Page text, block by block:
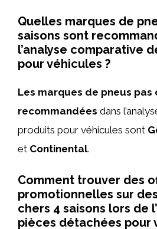
Quelles marques de
saisons sont
l’analyse comparative
pour véhicules ?
Les marques de pneus pas
recommandées dans
produits pour véhicules sont
et Continental.
Comment trouver des
promotionnelles sur
chers 4 saisons lors de
pièces détachées pour